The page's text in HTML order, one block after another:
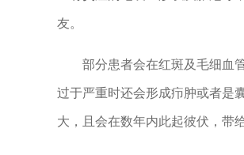
友。
部分患者会在红斑及毛细血管
过于严重时还会形成疖肿或者是
大，且会在数年内此起彼伏，带